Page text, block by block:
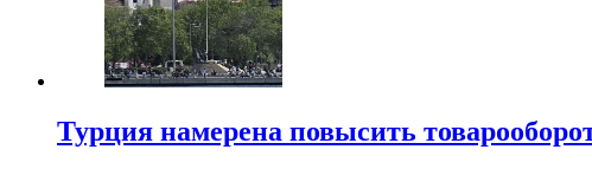
Турция намерена повысить